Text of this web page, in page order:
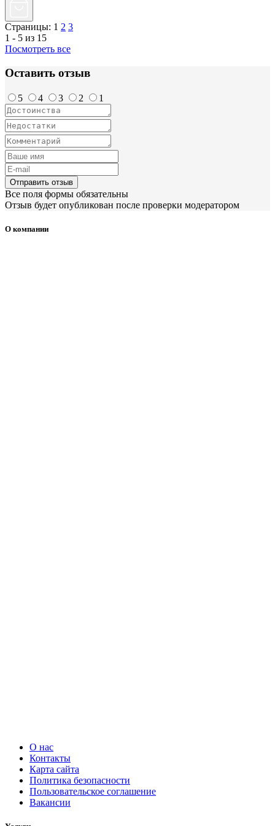
Страницы: 1 2 3
1 - 5 из 15
Посмотреть все
Оставить отзыв
5 4 3 2 1
Отправить отзыв
Все поля формы обязательны
Отзыв будет опубликован после проверки модератором
О компании
О нас
Контакты
Карта сайта
Политика безопасности
Пользовательское соглашение
Вакансии